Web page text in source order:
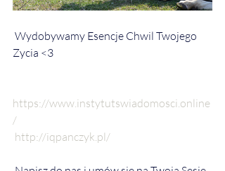
Zycia <3
https://www.instytutswiadomosci.online
/
http://iqpanczyk.pl/